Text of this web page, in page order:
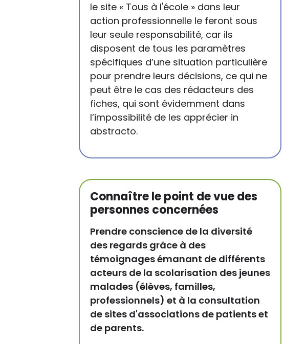
le site « Tous à l'école » dans leur
action professionnelle le feront sous
leur seule responsabilité, car ils
disposent de tous les paramètres
spécifiques d’une situation particulière
pour prendre leurs décisions, ce qui ne
peut être le cas des rédacteurs des
fiches, qui sont évidemment dans
l’impossibilité de les apprécier in
abstracto.
Connaître le point de vue des
personnes concernées
Prendre conscience de la diversité
des regards grâce à des
témoignages émanant de différents
acteurs de la scolarisation des jeunes
malades (élèves, familles,
professionnels) et à la consultation
de sites d'associations de patients et
de parents.